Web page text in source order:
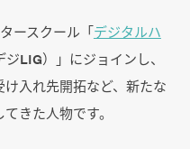
ースクール「デジタルハ
ジLIG）」にジョインし、
入れ先開拓など、新たな
きた人物です。